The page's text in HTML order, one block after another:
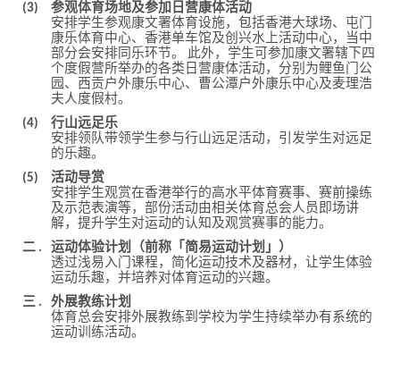
(3)
参观体育场地及参加日营康体活动
安排学生参观康文署体育设施，包括香港大球场、屯门
康乐体育中心、香港单车馆及创兴水上活动中心，当中
部分会安排同乐环节。 此外，学生可参加康文署辖下四
个度假营所举办的各类日营康体活动，分别为鲤鱼门公
园、西贡户外康乐中心、曹公潭户外康乐中心及麦理浩
夫人度假村。
(4)
行山远足乐
安排领队带领学生参与行山远足活动，引发学生对远足
的乐趣。
(5)
活动导赏
安排学生观赏在香港举行的高水平体育赛事、赛前操练
及示范表演等，部份活动由相关体育总会人员即场讲
解，提升学生对运动的认知及观赏赛事的能力。
二 .
运动体验计划（前称「简易运动计划」）
透过浅易入门课程，简化运动技术及器材，让学生体验
运动乐趣，并培养对体育运动的兴趣。
三 .
外展教练计划
体育总会安排外展教练到学校为学生持续举办有系统的
运动训练活动。